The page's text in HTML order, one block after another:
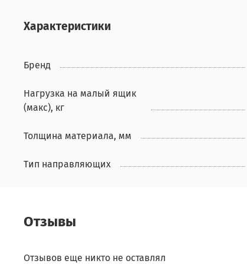
Характеристики
Бренд
Нагрузка на малый ящик
(макс), кг
Толщина материала, мм
Тип направляющих
Отзывы
Отзывов еще никто не оставлял